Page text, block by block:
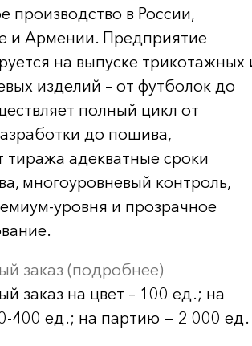
производство в России,
и Армении. Предприятие
на выпуске трикотажных
изделий – от футболок до
полный цикл от
до пошива,
тиража адекватные сроки
многоуровневый контроль,
уровня и прозрачное
заказ (подробнее)
заказ на цвет – 100 ед.; на
400 ед.; на партию — 2 000 ед.